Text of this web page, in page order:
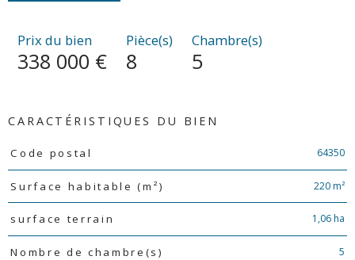
Prix du bien
338 000 €
Pièce(s)
8
Chambre(s)
5
CARACTÉRISTIQUES DU BIEN
Caractéristiques Valeurs
Code postal 64350
Surface habitable (m²) 220 m²
surface terrain 1,06 ha
Nombre de chambre(s) 5